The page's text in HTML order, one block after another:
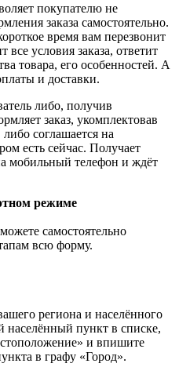
покупателю не
заказа самостоятельно.
время вам перезвонит
условия заказа, ответит
товара, его особенностей. А
и доставки.
либо, получив
заказ, укомплектовав
соглашается на
есть сейчас. Получает
мобильный телефон и ждёт
режиме
самостоятельно
всю форму.
региона и населённого
пункт в списке,
и впишите
в графу «Город».